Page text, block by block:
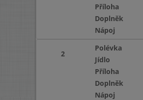
Příloha
Doplněk
Nápoj
2
Polévka
Jídlo
Příloha
Doplněk
Nápoj